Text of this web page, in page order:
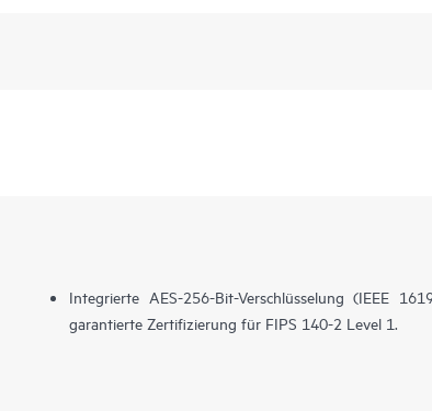
Integrierte AES-256-Bit-Verschlüsselung (IEEE
garantierte Zertifizierung für FIPS 140-2 Level 1.